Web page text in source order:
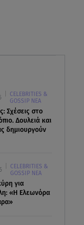
Το
CELEBRITIES &
GOSSIP ΝΕΑ
Σχέσεις στο
Δουλειά και
δημιουργούν
CELEBRITIES &
GOSSIP ΝΕΑ
για
«Η Ελεωνόρα